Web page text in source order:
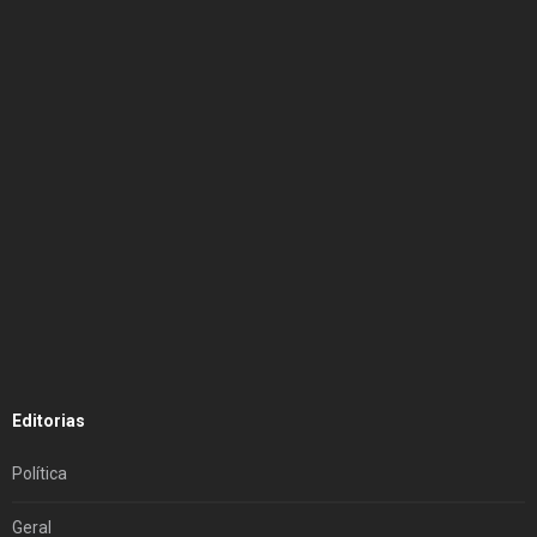
Editorias
Política
Geral